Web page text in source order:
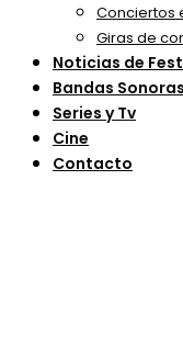
Conciertos
Giras de
Noticias de
Bandas Sonoras
Series y Tv
Cine
Contacto